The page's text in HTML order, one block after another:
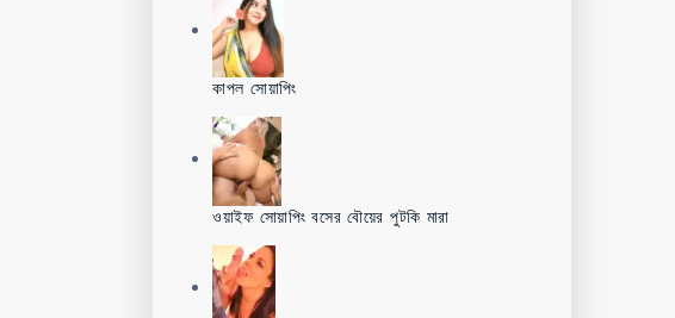
কাপল সোয়াপিং
ওয়াইফ সোয়াপিং বসের বৌয়ের পুটকি মারা